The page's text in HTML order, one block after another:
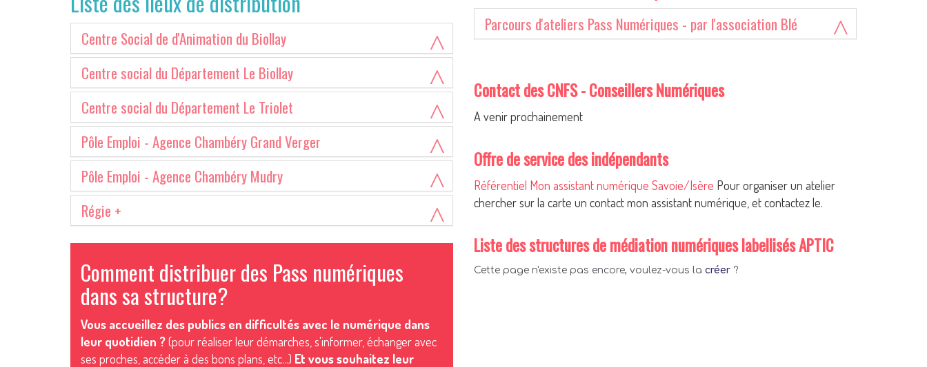
Centre Social de d'Animation du Biollay
Centre social du Département Le Biollay
Centre social du Département Le Triolet
Pôle Emploi - Agence Chambéry Grand Verger
Pôle Emploi - Agence Chambéry Mudry
Régie +
Comment distribuer des Pass numériques
dans sa structure?
Vous accueillez des publics en difficultés avec le numérique dans
leur quotidien ?(pour réaliser leur démarches, s'informer, échanger avec
ses proches, accéder à des bons plans, etc...) Et vous souhaitez leur
Parcours d'ateliers Pass Numériques - par l'association Blé
Contact des CNFS - Conseillers Numériques
A venir prochainement
Offre de service des indépendants
Référentiel Mon assistant numérique Savoie/Isère Pour organiser un atelier
chercher sur la carte un contact mon assistant numérique, et contactez le.
Liste des structures de médiation numériques labellisés APTIC